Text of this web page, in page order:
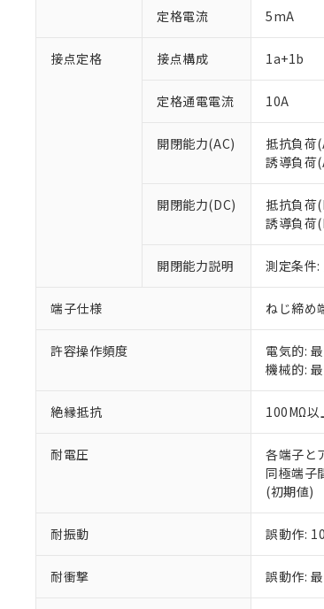
定格電流 5mA
接点定格 接点構成 1a+1b
定格通電電流 10A
開閉能力(AC)
抵抗負荷
誘導負荷
開閉能力(DC)
抵抗負荷
誘導負荷
開閉能力説明 測定条
端子仕様 ねじ締め
許容操作頻度
電気的:
機械的:
絶縁抵抗 100MΩ以
耐電圧
各端子と
同極端子
(初期値)
耐振動 誤動作:
耐衝撃 誤動作:
ご
以下
対応
調査
非該
仕入
があり
鉛(Pb)
六価ク
フタ
ル（
但し、
フタル
※2
部品
※3
下記
EU
51物
※本証
また
混在
既に
「○」
「×」
「－
*中国
Pb(鉛)
Cr(Ⅵ)(
DBP(フ
※2
「ｅ
「10
味し
「－
記
号
○
△
－
空
白